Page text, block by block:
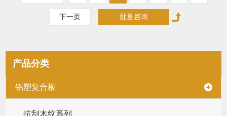
下一页
产品分类
铝塑复合板
抗刮木纹系列